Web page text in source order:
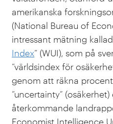
amerikanska
(National Bureau of
intressant mätning kallad
Index” (WUI), som på
”världsindex för
genom att räkna
”uncertainty”
återkommande
Economist Intelligence